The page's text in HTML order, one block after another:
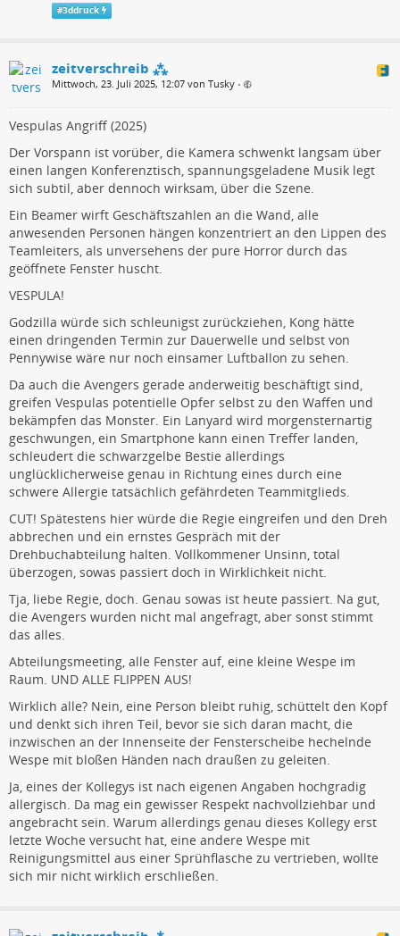
#3ddruck
zeitverschreib ⁂
Mittwoch, 23. Juli 2025, 12:07 von Tusky •
Vespulas Angriff (2025)
Der Vorspann ist vorüber, die Kamera schwenkt langsam über
einen langen Konferenztisch, spannungsgeladene Musik legt
sich subtil, aber dennoch wirksam, über die Szene.
Ein Beamer wirft Geschäftszahlen an die Wand, alle
anwesenden Personen hängen konzentriert an den Lippen des
Teamleiters, als unversehens der pure Horror durch das
geöffnete Fenster huscht.
VESPULA!
Godzilla würde sich schleunigst zurückziehen, Kong hätte
einen dringenden Termin zur Dauerwelle und selbst von
Pennywise wäre nur noch einsamer Luftballon zu sehen.
Da auch die Avengers gerade anderweitig beschäftigt sind,
greifen Vespulas potentielle Opfer selbst zu den Waffen und
bekämpfen das Monster. Ein Lanyard wird morgensternartig
geschwungen, ein Smartphone kann einen Treffer landen,
schleudert die schwarzgelbe Bestie allerdings
unglücklicherweise genau in Richtung eines durch eine
schwere Allergie tatsächlich gefährdeten Teammitglieds.
CUT! Spätestens hier würde die Regie eingreifen und den Dreh
abbrechen und ein ernstes Gespräch mit der
Drehbuchabteilung halten. Vollkommener Unsinn, total
überzogen, sowas passiert doch in Wirklichkeit nicht.
Tja, liebe Regie, doch. Genau sowas ist heute passiert. Na gut,
die Avengers wurden nicht mal angefragt, aber sonst stimmt
das alles.
Abteilungsmeeting, alle Fenster auf, eine kleine Wespe im
Raum. UND ALLE FLIPPEN AUS!
Wirklich alle? Nein, eine Person bleibt ruhig, schüttelt den Kopf
und denkt sich ihren Teil, bevor sie sich daran macht, die
inzwischen an der Innenseite der Fensterscheibe hechelnde
Wespe mit bloßen Händen nach draußen zu geleiten.
Ja, eines der Kollegys ist nach eigenen Angaben hochgradig
allergisch. Da mag ein gewisser Respekt nachvollziehbar und
angebracht sein. Warum allerdings genau dieses Kollegy erst
letzte Woche versucht hat, eine andere Wespe mit
Reinigungsmittel aus einer Sprühflasche zu vertrieben, wollte
sich mir nicht wirklich erschließen.